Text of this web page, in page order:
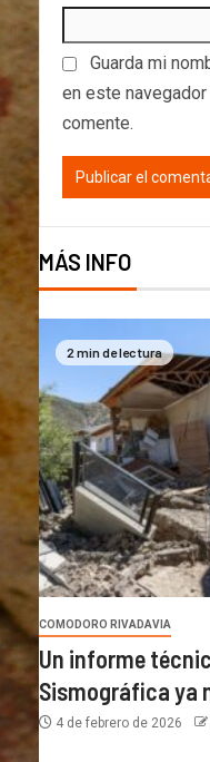
Guarda mi
en este
comente.
MÁS INFO
2 min de lectura
COMODORO RIVADAVIA
Un informe
Sismográfica ya
4 de febrero de 2026